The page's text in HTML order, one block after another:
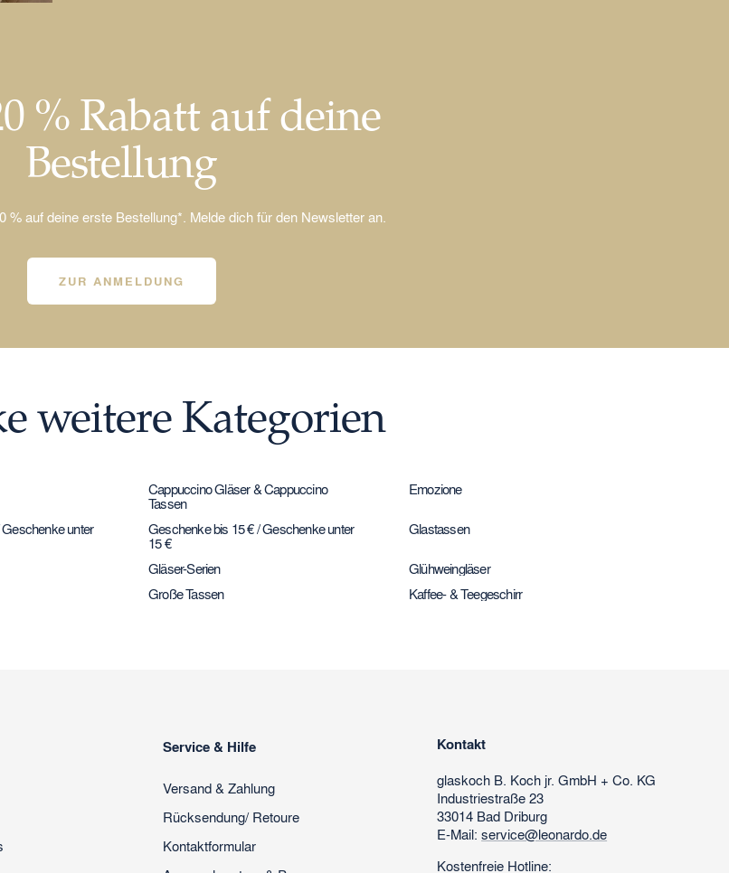
% Rabatt auf deine
Bestellung
% auf deine erste Bestellung*. Melde dich für den Newsletter an.
ZUR ANMELDUNG
weitere Kategorien
Cappuccino Gläser & Cappuccino
Tassen
Emozione
unter Geschenke bis 15 € / Geschenke unter
15 €
Glastassen
Gläser-Serien
Glühweingläser
Große Tassen
Kaffee- & Teegeschirr
Service & Hilfe
Versand & Zahlung
Rücksendung/ Retoure
Kontaktformular
Kontakt
glaskoch B. Koch jr. GmbH + Co. KG
Industriestraße 23
33014 Bad Driburg
E-Mail:service@leonardo.de
Kostenfreie Hotline: